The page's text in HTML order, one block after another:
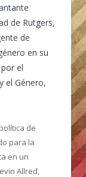
de Rutgers,
de
en su
el
el Género,
de
para la
en un
Allred,